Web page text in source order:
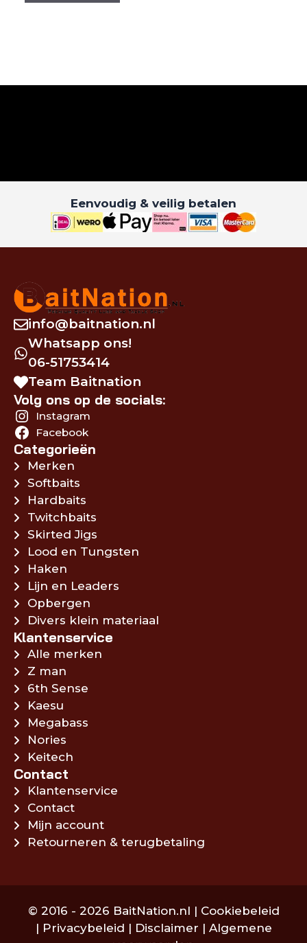
Eenvoudig & veilig betalen
info@baitnation.nl
Whatsapp ons!
06-51753414
Team Baitnation
Volg ons op de socials:
Instagram
Facebook
Categorieën
Merken
Softbaits
Hardbaits
Twitchbaits
Skirted Jigs
Lood en Tungsten
Haken
Lijn en Leaders
Opbergen
Divers klein materiaal
Klantenservice
Alle merken
Z man
6th Sense
Kaesu
Megabass
Nories
Keitech
Contact
Klantenservice
Contact
Mijn account
Retourneren & terugbetaling
© 2016 - 2026 BaitNation.nl | Cookiebeleid
| Privacybeleid | Disclaimer | Algemene